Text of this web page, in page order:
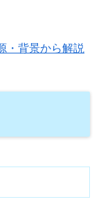
・背景から解説